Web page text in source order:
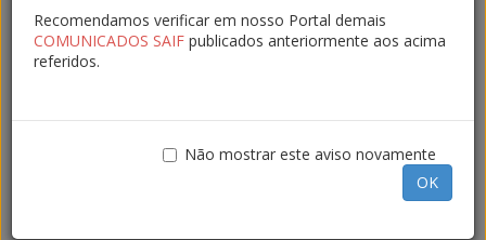
Recomendamos verificar em nosso Portal demais
COMUNICADOS SAIF publicados anteriormente aos acima
referidos.
Não mostrar este aviso novamente
OK
COMUNICADO SAIF Nº 005, DE 14 DE MAIO DE 2026
COMUNICADO SAIF Nº 004, DE 14 DE ABRIL DE 2026
COMUNICADO SAIF Nº 001, DE 12 DE JANEIRO DE 2026
COMUNICADO SAIF Nº 014, DE 12 DE DEZEMBRO DE